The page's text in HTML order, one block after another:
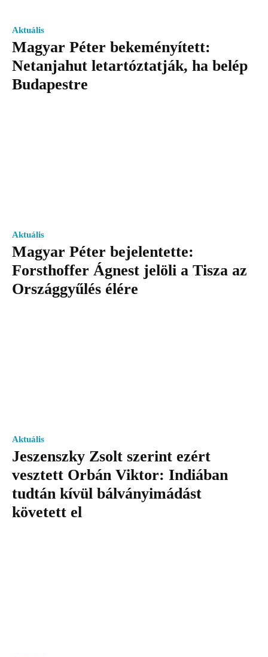
Aktuális
Magyar Péter bekeményített:
Netanjahut letartóztatják, ha belép
Budapestre
Aktuális
Magyar Péter bejelentette:
Forsthoffer Ágnest jelöli a Tisza az
Országgyűlés élére
Aktuális
Jeszenszky Zsolt szerint ezért
vesztett Orbán Viktor: Indiában
tudtán kívül bálványimádást
követett el